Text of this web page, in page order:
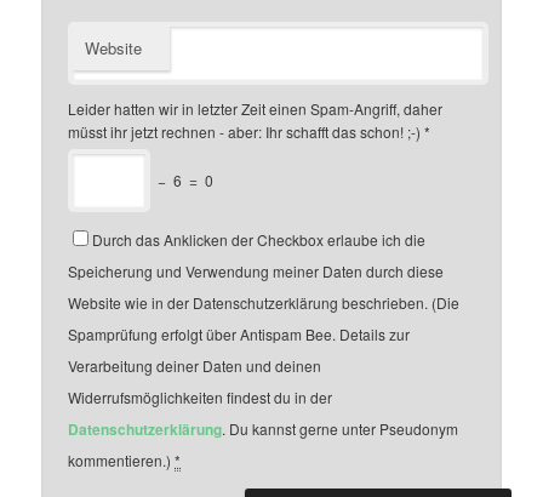
Website
Leider hatten wir in letzter Zeit einen Spam-Angriff, daher
müsst ihr jetzt rechnen - aber: Ihr schafft das schon! ;-) *
− 6 = 0
Durch das Anklicken der Checkbox erlaube ich die
Speicherung und Verwendung meiner Daten durch diese
Website wie in der Datenschutzerklärung beschrieben. (Die
Spamprüfung erfolgt über Antispam Bee. Details zur
Verarbeitung deiner Daten und deinen
Widerrufsmöglichkeiten findest du in der
Datenschutzerklärung. Du kannst gerne unter Pseudonym
kommentieren.)*